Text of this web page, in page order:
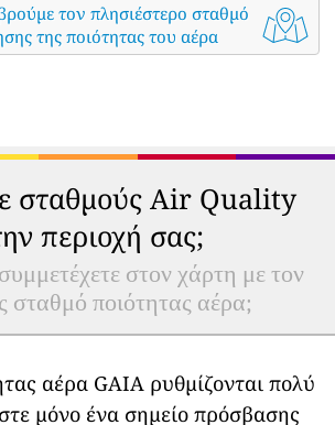
τον πλησιέστερο σταθμό
της ποιότητας του αέρα
σταθμούς Air Quality
περιοχή σας;
στον χάρτη με τον
σταθμό ποιότητας αέρα;
αέρα GAIA ρυθμίζονται πολύ
μόνο ένα σημείο πρόσβασης